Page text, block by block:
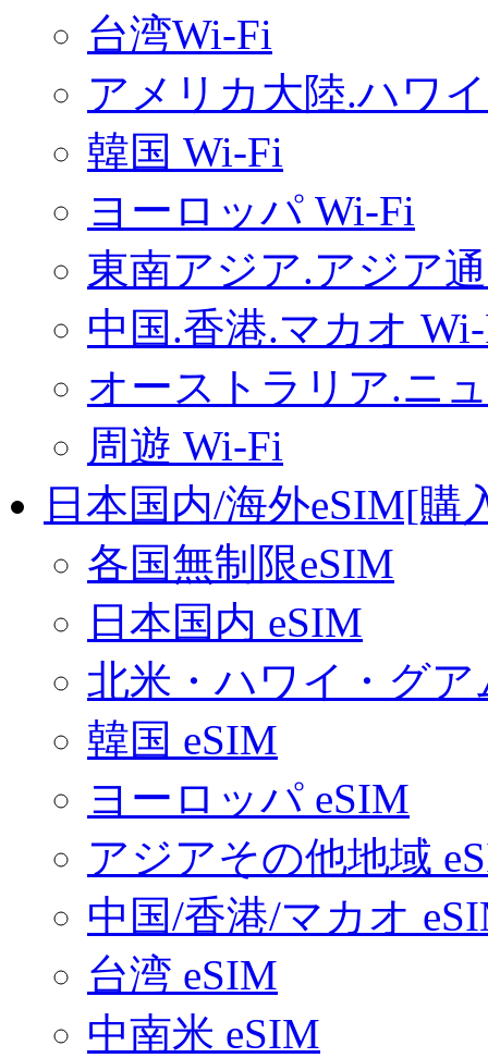
台湾Wi-Fi
アメリカ大陸.ハワ
韓国 Wi-Fi
ヨーロッパ Wi-Fi
東南アジア.アジア
中国.香港.マカオ
オーストラリア.ニ
周遊 Wi-Fi
日本国内/海外eSIM[購
各国無制限eSIM
日本国内 eSIM
北米・ハワイ・グア
韓国 eSIM
ヨーロッパ eSIM
アジアその他地域
中国/香港/マカオ
台湾 eSIM
中南米 eSIM